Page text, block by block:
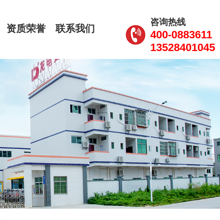
CN
资质荣誉 联系我们
咨询热线
400-0883611
13528401045